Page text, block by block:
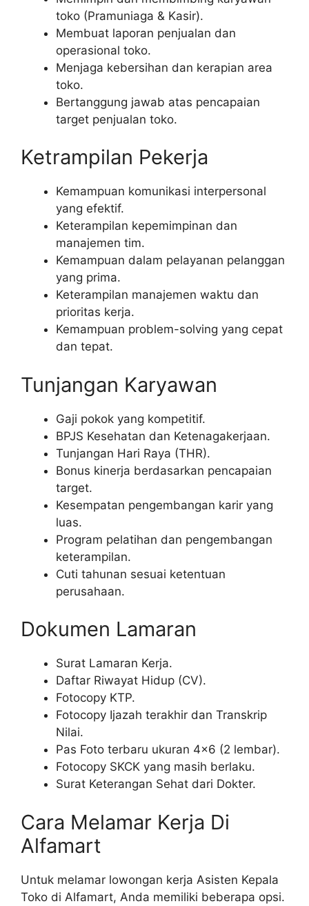
toko (Pramuniaga & Kasir).
Membuat laporan penjualan dan
operasional toko.
Menjaga kebersihan dan kerapian area
toko.
Bertanggung jawab atas pencapaian
target penjualan toko.
Ketrampilan Pekerja
Kemampuan komunikasi interpersonal
yang efektif.
Keterampilan kepemimpinan dan
manajemen tim.
Kemampuan dalam pelayanan pelanggan
yang prima.
Keterampilan manajemen waktu dan
prioritas kerja.
Kemampuan problem-solving yang cepat
dan tepat.
Tunjangan Karyawan
Gaji pokok yang kompetitif.
BPJS Kesehatan dan Ketenagakerjaan.
Tunjangan Hari Raya (THR).
Bonus kinerja berdasarkan pencapaian
target.
Kesempatan pengembangan karir yang
luas.
Program pelatihan dan pengembangan
keterampilan.
Cuti tahunan sesuai ketentuan
perusahaan.
Dokumen Lamaran
Surat Lamaran Kerja.
Daftar Riwayat Hidup (CV).
Fotocopy KTP.
Fotocopy Ijazah terakhir dan Transkrip
Nilai.
Pas Foto terbaru ukuran 4×6 (2 lembar).
Fotocopy SKCK yang masih berlaku.
Surat Keterangan Sehat dari Dokter.
Cara Melamar Kerja Di
Alfamart
Untuk melamar lowongan kerja Asisten Kepala
Toko di Alfamart, Anda memiliki beberapa opsi.